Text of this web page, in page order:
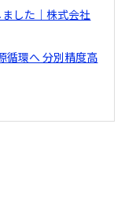
した｜株式会社
循環へ 分別精度高